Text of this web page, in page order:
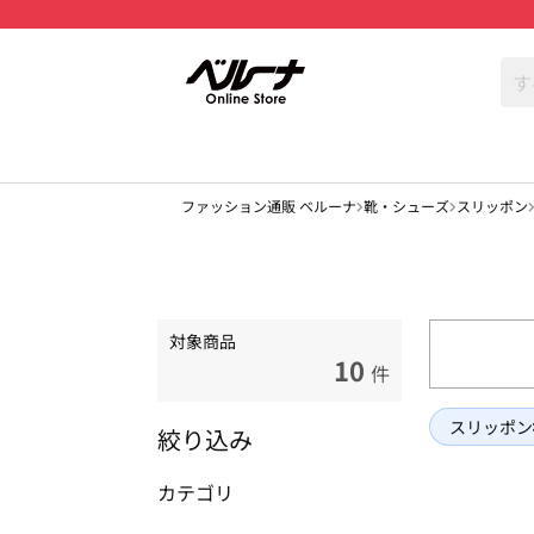
ファッション通販 ベルーナ 靴・シューズ スリッポン
対象商品
10 件
絞り込み
カテゴリ
スリッポン